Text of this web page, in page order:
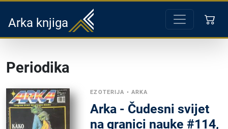
Arka knjiga
Periodika
EZOTERIJA • ARKA
Arka - Čudesni svijet
na granici nauke #114,